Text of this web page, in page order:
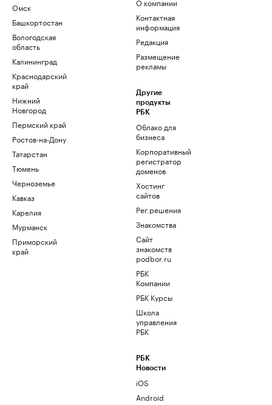
Омск
Башкортостан
Вологодская
область
Калининград
Краснодарский
край
Нижний
Новгород
Пермский край
Ростов-на-Дону
Татарстан
Тюмень
Черноземье
Кавказ
Карелия
Мурманск
Приморский
край
Контактная
информация
Редакция
Размещение
рекламы
Другие
продукты
РБК
Облако для
бизнеса
Корпоративный
регистратор
доменов
Хостинг
сайтов
Рег.решения
Знакомства
Сайт
знакомств
podbor.ru
РБК
Компании
РБК Курсы
Школа
управления
РБК
РБК
Новости
iOS
Android